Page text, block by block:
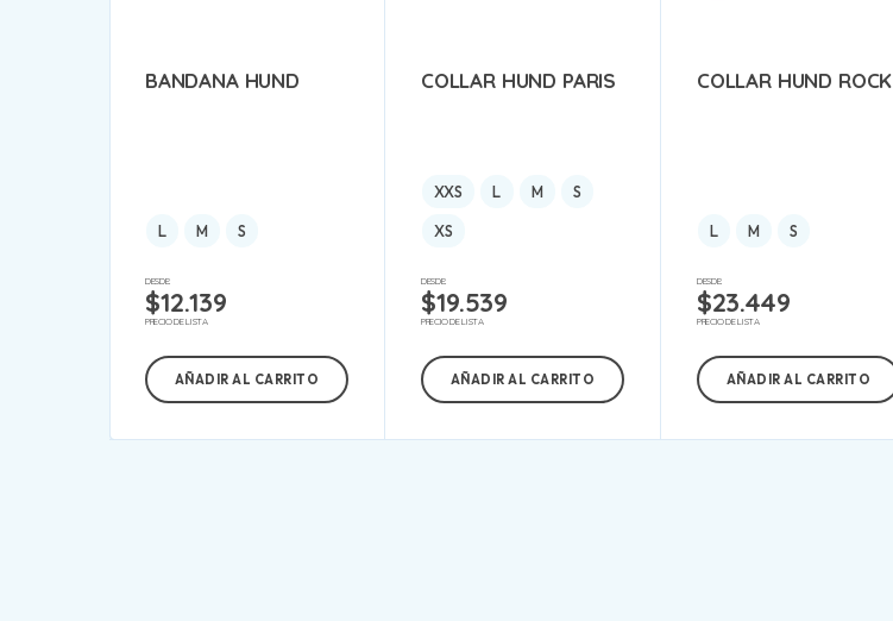
BANDANA HUND
L M S
DESDE:
$12.139
PRECIO DE LISTA
AÑADIR AL CARRITO
COLLAR HUND PARIS
XXS L M S
XS
DESDE:
$19.539
PRECIO DE LISTA
AÑADIR AL CARRITO
COLLAR HUND ROCK
L M S
DESDE:
$23.449
PRECIO DE LISTA
AÑADIR AL CARRITO